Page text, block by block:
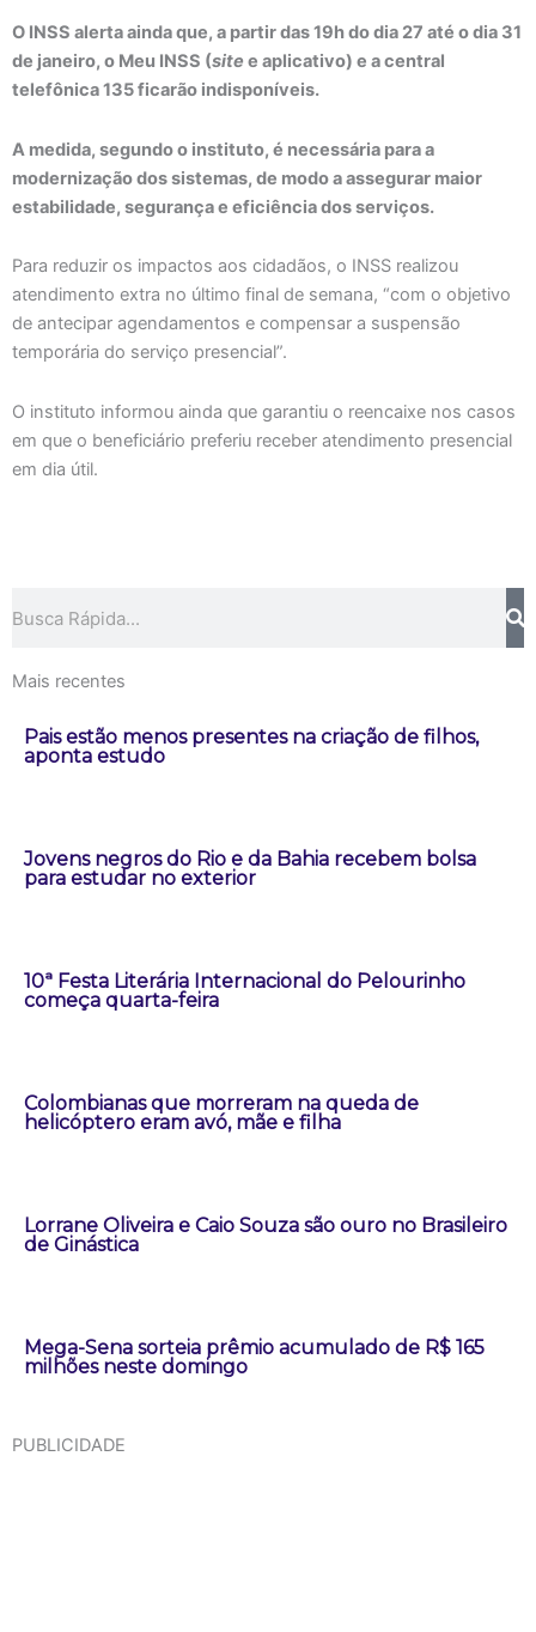
O INSS alerta ainda que, a partir das 19h do dia 27 até o dia 31
de janeiro, o Meu INSS (site e aplicativo) e a central
telefônica 135 ficarão indisponíveis.
A medida, segundo o instituto, é necessária para a
modernização dos sistemas, de modo a assegurar maior
estabilidade, segurança e eficiência dos serviços.
Para reduzir os impactos aos cidadãos, o INSS realizou
atendimento extra no último final de semana, “com o objetivo
de antecipar agendamentos e compensar a suspensão
temporária do serviço presencial”.
O instituto informou ainda que garantiu o reencaixe nos casos
em que o beneficiário preferiu receber atendimento presencial
em dia útil.
Mais recentes
Pais estão menos presentes na criação de filhos,
aponta estudo
Jovens negros do Rio e da Bahia recebem bolsa
para estudar no exterior
10ª Festa Literária Internacional do Pelourinho
começa quarta-feira
Colombianas que morreram na queda de
helicóptero eram avó, mãe e filha
Lorrane Oliveira e Caio Souza são ouro no Brasileiro
de Ginástica
Mega-Sena sorteia prêmio acumulado de R$ 165
milhões neste domingo
PUBLICIDADE